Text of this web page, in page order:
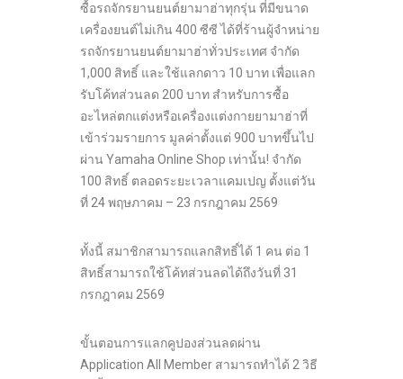
ซื้อรถจักรยานยนต์ยามาฮ่าทุกรุ่น ที่มีขนาด
เครื่องยนต์ไม่เกิน 400 ซีซี ได้ที่ร้านผู้จำหน่าย
รถจักรยานยนต์ยามาฮ่าทั่วประเทศ จำกัด
1,000 สิทธิ์ และใช้แลกดาว 10 บาท เพื่อแลก
รับโค้ทส่วนลด 200 บาท สำหรับการซื้อ
อะไหล่ตกแต่งหรือเครื่องแต่งกายยามาฮ่าที่
เข้าร่วมรายการ มูลค่าตั้งแต่ 900 บาทขึ้นไป
ผ่าน Yamaha Online Shop เท่านั้น! จำกัด
100 สิทธิ์ ตลอดระยะเวลาแคมเปญ ตั้งแต่วัน
ที่ 24 พฤษภาคม – 23 กรกฎาคม 2569
ทั้งนี้ สมาชิกสามารถแลกสิทธิ์ได้ 1 คน ต่อ 1
สิทธิ์สามารถใช้โค้ทส่วนลดได้ถึงวันที่ 31
กรกฎาคม 2569
ขั้นตอนการแลกคูปองส่วนลดผ่าน
Application All Member สามารถทำได้ 2 วิธี